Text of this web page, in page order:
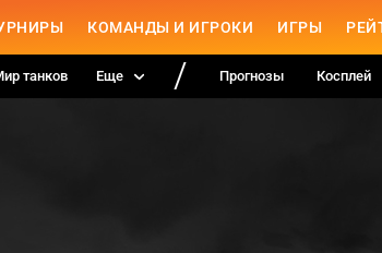
КОМАНДЫ И ИГРОКИ ИГРЫ
танков Еще Прогнозы Косплей